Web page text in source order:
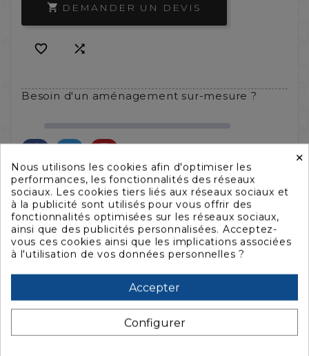
 DEMANDER UN DEVIS
 
Besoin d'un aménagement sur-mesure ?
La description
Accessoires
×
Nous utilisons les cookies afin d'optimiser les
performances, les fonctionnalités des réseaux
sociaux. Les cookies tiers liés aux réseaux sociaux et
à la publicité sont utilisés pour vous offrir des
fonctionnalités optimisées sur les réseaux sociaux,
ainsi que des publicités personnalisées. Acceptez-
vous ces cookies ainsi que les implications associées
à l'utilisation de vos données personnelles ?
Accepter
Configurer